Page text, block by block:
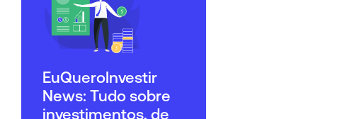
EuQueroInvestir
News: Tudo sobre
investimentos, de